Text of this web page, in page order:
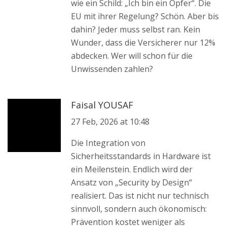
wie ein Schild: „Ich bin ein Opfer“. Die
EU mit ihrer Regelung? Schön. Aber bis
dahin? Jeder muss selbst ran. Kein
Wunder, dass die Versicherer nur 12%
abdecken. Wer will schon für die
Unwissenden zahlen?
Faisal YOUSAF
27 Feb, 2026 at 10:48
Die Integration von
Sicherheitsstandards in Hardware ist
ein Meilenstein. Endlich wird der
Ansatz von „Security by Design“
realisiert. Das ist nicht nur technisch
sinnvoll, sondern auch ökonomisch:
Prävention kostet weniger als